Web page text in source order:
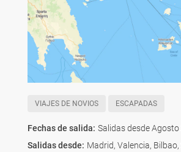
VIAJES DE NOVIOS ESCAPADAS
Fechas de salida: Salidas desde
Salidas desde: Madrid, Valencia,